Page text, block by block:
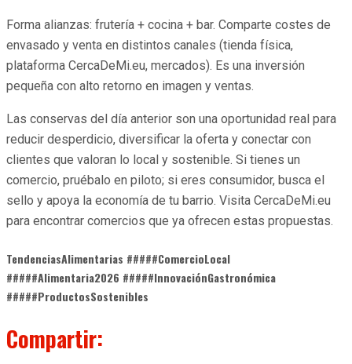
Forma alianzas: frutería + cocina + bar. Comparte costes de
envasado y venta en distintos canales (tienda física,
plataforma CercaDeMi.eu, mercados). Es una inversión
pequeña con alto retorno en imagen y ventas.
Las conservas del día anterior son una oportunidad real para
reducir desperdicio, diversificar la oferta y conectar con
clientes que valoran lo local y sostenible. Si tienes un
comercio, pruébalo en piloto; si eres consumidor, busca el
sello y apoya la economía de tu barrio. Visita CercaDeMi.eu
para encontrar comercios que ya ofrecen estas propuestas.
TendenciasAlimentarias #####ComercioLocal
#####Alimentaria2026 #####InnovaciónGastronómica
#####ProductosSostenibles
Compartir: